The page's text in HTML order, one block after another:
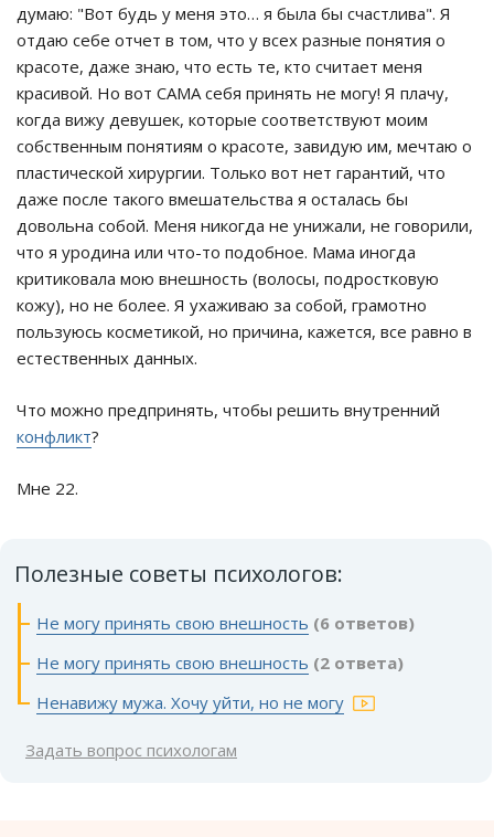
думаю: "Вот будь у меня это… я была бы счастлива". Я
отдаю себе отчет в том, что у всех разные понятия о
красоте, даже знаю, что есть те, кто считает меня
красивой. Но вот САМА себя принять не могу! Я плачу,
когда вижу девушек, которые соответствуют моим
собственным понятиям о красоте, завидую им, мечтаю о
пластической хирургии. Только вот нет гарантий, что
даже после такого вмешательства я осталась бы
довольна собой. Меня никогда не унижали, не говорили,
что я уродина или что-то подобное. Мама иногда
критиковала мою внешность (волосы, подростковую
кожу), но не более. Я ухаживаю за собой, грамотно
пользуюсь косметикой, но причина, кажется, все равно в
естественных данных.
Что можно предпринять, чтобы решить внутренний
конфликт?
Мне 22.
Полезные советы психологов:
Не могу принять свою внешность (6 ответов)
Не могу принять свою внешность (2 ответа)
Ненавижу мужа. Хочу уйти, но не могу
Задать вопрос психологам